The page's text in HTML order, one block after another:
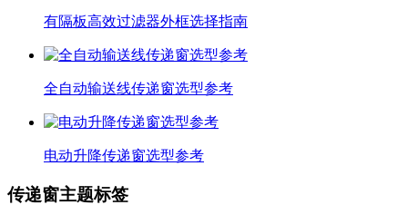
有隔板高效过滤器外框选择指南
全自动输送线传递窗选型参考
电动升降传递窗选型参考
传递窗主题标签